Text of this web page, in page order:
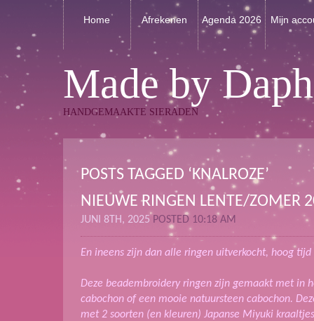
Home Afrekenen Agenda 2026 Mijn
Made by
HANDGEMAAKTE SIERADEN
POSTS TAGGED ‘KNALROZE’
NIEUWE RINGEN LENTE/ZOMER
JUNI 8TH, 2025 POSTED 10:18 AM
En ineens zijn dan alle ringen uitverkocht, hoog
Deze beadembroidery ringen zijn gemaakt met in
cabochon of een mooie natuursteen cabochon.
met 2 soorten (en kleuren) Japanse Miyuki